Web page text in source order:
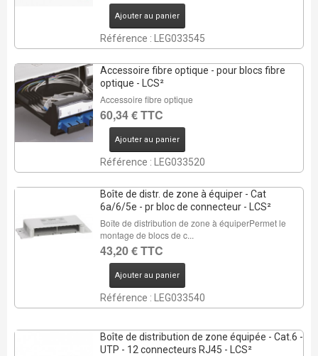
Ajouter au panier
Référence : LEG033545
Accessoire fibre optique - pour blocs fibre
optique - LCS²
Accessoire fibre optique
60,34 € TTC
Ajouter au panier
Référence : LEG033520
Boîte de distr. de zone à équiper - Cat
6a/6/5e - pr bloc de connecteur - LCS²
Boîte de distribution de zone à équiperPermet le
montage de blocs de c...
43,20 € TTC
Ajouter au panier
Référence : LEG033540
Boîte de distribution de zone équipée - Cat.6 -
UTP - 12 connecteurs RJ45 - LCS²